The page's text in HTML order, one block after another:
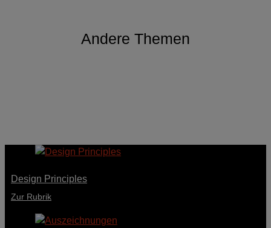
Andere Themen
Design Principles
Zur Rubrik